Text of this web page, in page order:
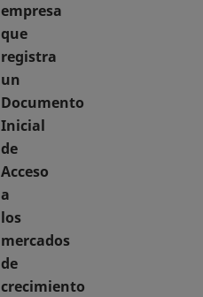
empresa
que
registra
un
Documento
Inicial
de
Acceso
a
los
mercados
de
crecimiento